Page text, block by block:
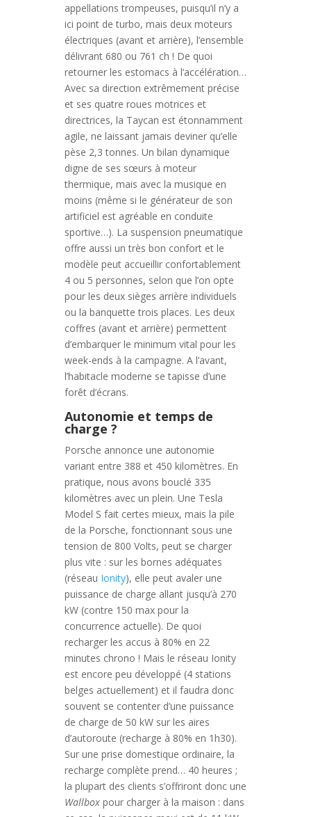
appellations trompeuses, puisqu’il n’y a
ici point de turbo, mais deux moteurs
électriques (avant et arrière), l’ensemble
délivrant 680 ou 761 ch ! De quoi
retourner les estomacs à l’accélération…
Avec sa direction extrêmement précise
et ses quatre roues motrices et
directrices, la Taycan est étonnamment
agile, ne laissant jamais deviner qu’elle
pèse 2,3 tonnes. Un bilan dynamique
digne de ses sœurs à moteur
thermique, mais avec la musique en
moins (même si le générateur de son
artificiel est agréable en conduite
sportive…). La suspension pneumatique
offre aussi un très bon confort et le
modèle peut accueillir confortablement
4 ou 5 personnes, selon que l’on opte
pour les deux sièges arrière individuels
ou la banquette trois places. Les deux
coffres (avant et arrière) permettent
d’embarquer le minimum vital pour les
week-ends à la campagne. A l’avant,
l’habitacle moderne se tapisse d’une
forêt d’écrans.
Autonomie et temps de
charge ?
Porsche annonce une autonomie
variant entre 388 et 450 kilomètres. En
pratique, nous avons bouclé 335
kilomètres avec un plein. Une Tesla
Model S fait certes mieux, mais la pile
de la Porsche, fonctionnant sous une
tension de 800 Volts, peut se charger
plus vite : sur les bornes adéquates
(réseau Ionity), elle peut avaler une
puissance de charge allant jusqu’à 270
kW (contre 150 max pour la
concurrence actuelle). De quoi
recharger les accus à 80% en 22
minutes chrono ! Mais le réseau Ionity
est encore peu développé (4 stations
belges actuellement) et il faudra donc
souvent se contenter d’une puissance
de charge de 50 kW sur les aires
d’autoroute (recharge à 80% en 1h30).
Sur une prise domestique ordinaire, la
recharge complète prend… 40 heures ;
la plupart des clients s’offriront donc une
Wallboxpour charger à la maison : dans